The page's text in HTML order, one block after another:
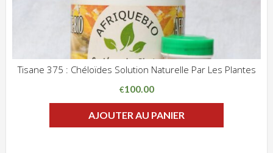
Tisane 375 : Chéloïdes Solution Naturelle Par Les Plantes
€100.00
AJOUTER AU PANIER